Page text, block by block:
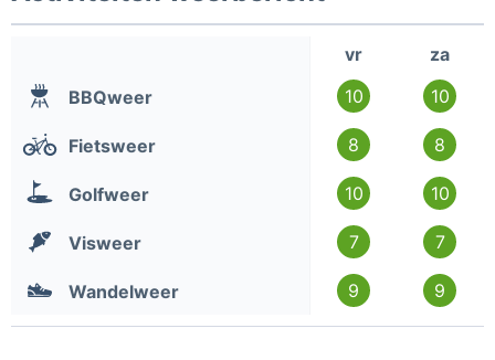
vr
za
BBQweer
10 10
Fietsweer 8 8
Golfweer 10 10
Visweer 7 7
Wandelweer 9 9